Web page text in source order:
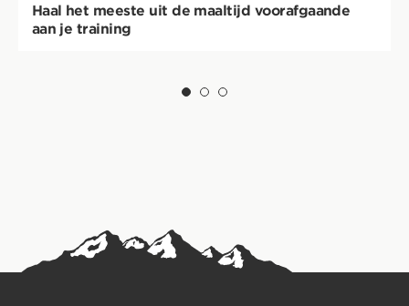
Haal het meeste uit de maaltijd voorafgaande
aan je training